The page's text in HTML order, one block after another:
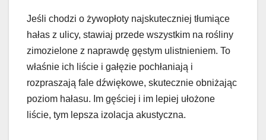
Jeśli chodzi o żywopłoty najskuteczniej tłumiące
hałas z ulicy, stawiaj przede wszystkim na rośliny
zimozielone z naprawdę gęstym ulistnieniem. To
właśnie ich liście i gałęzie pochłaniają i
rozpraszają fale dźwiękowe, skutecznie obniżając
poziom hałasu. Im gęściej i im lepiej ułożone
liście, tym lepsza izolacja akustyczna.